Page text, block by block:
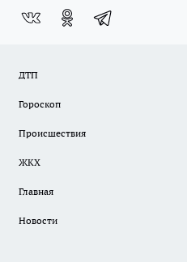
ДТП
Гороскоп
Происшествия
ЖКХ
Главная
Новости